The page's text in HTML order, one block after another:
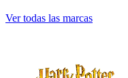
Ver todas las marcas